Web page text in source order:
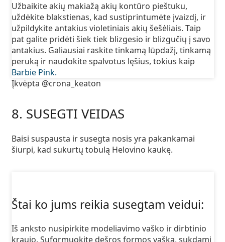
Užbaikite akių makiažą akių kontūro pieštuku,
uždėkite blakstienas, kad sustiprintumėte įvaizdį, ir
užpildykite antakius violetiniais akių šešėliais. Taip
pat galite pridėti šiek tiek blizgesio ir blizgučių į savo
antakius. Galiausiai raskite tinkamą lūpdažį, tinkamą
peruką ir naudokite spalvotus lęšius, tokius kaip
Barbie Pink.
Įkvėpta @crona_keaton
8. SUSEGTI VEIDAS
Baisi suspausta ir susegta nosis yra pakankamai
šiurpi, kad sukurtų tobulą Helovino kaukę.
Štai ko jums reikia susegtam veidui:
Iš anksto nusipirkite modeliavimo vaško ir dirbtinio
kraujo. Suformuokite dešros formos vašką, sukdami